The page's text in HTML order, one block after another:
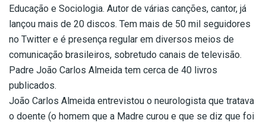
Educação e Sociologia. Autor de várias canções, cantor, já
lançou mais de 20 discos. Tem mais de 50 mil seguidores
no Twitter e é presença regular em diversos meios de
comunicação brasileiros, sobretudo canais de televisão.
Padre João Carlos Almeida tem cerca de 40 livros
publicados.
João Carlos Almeida entrevistou o neurologista que tratava
o doente (o homem que a Madre curou e que se diz que foi